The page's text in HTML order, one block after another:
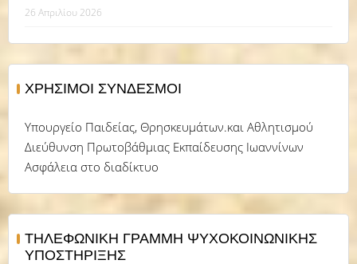
26 Απριλίου 2026
ΧΡΉΣΙΜΟΙ ΣΎΝΔΕΣΜΟΙ
Υπουργείο Παιδείας, Θρησκευμάτων.και Αθλητισμού
Διεύθυνση Πρωτοβάθμιας Εκπαίδευσης Ιωαννίνων
Ασφάλεια στο διαδίκτυο
ΤΗΛΕΦΩΝΙΚΗ ΓΡΑΜΜΗ ΨΥΧΟΚΟΙΝΩΝΙΚΗΣ
ΥΠΟΣΤΗΡΙΞΗΣ